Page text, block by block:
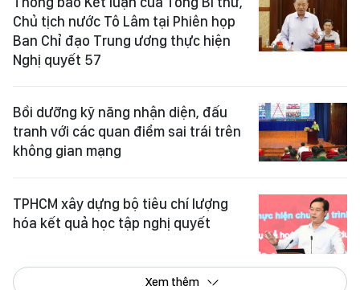
Chủ tịch nước Tô Lâm tại Phiên họp
Ban Chỉ đạo Trung ương thực hiện
Nghị quyết 57
Bồi dưỡng kỹ năng nhận diện, đấu
tranh với các quan điểm sai trái trên
không gian mạng
TPHCM xây dựng bộ tiêu chí lượng
hóa kết quả học tập nghị quyết
Xem thêm